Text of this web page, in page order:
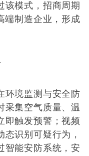
该模式，招商周期
端制造企业，形成
环境监测与安全防
采集空气质量、温
即触发预警；视频
识别可疑行为，
智能安防系统，安